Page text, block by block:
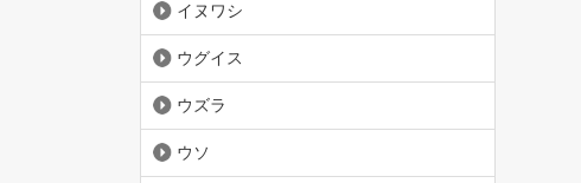
イヌワシ
ウグイス
ウズラ
ウソ